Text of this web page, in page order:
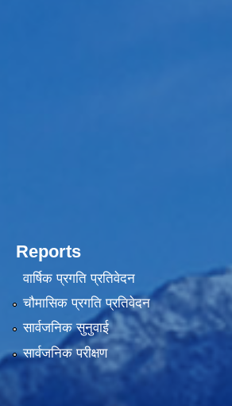
Reports
वार्षिक प्रगति प्रतिवेदन
चौमासिक प्रगति प्रतिवेदन
सार्वजनिक सुनुवाई
सार्वजनिक परीक्षण